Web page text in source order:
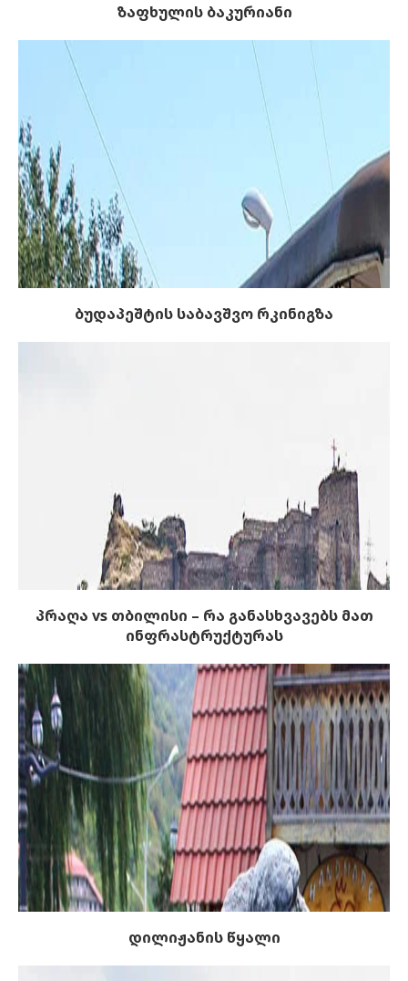
ზაფხულის ბაკურიანი
ბუდაპეშტის საბავშვო რკინიგზა
პრაღა vs თბილისი – რა განასხვავებს მათ
ინფრასტრუქტურას
დილიჟანის წყალი